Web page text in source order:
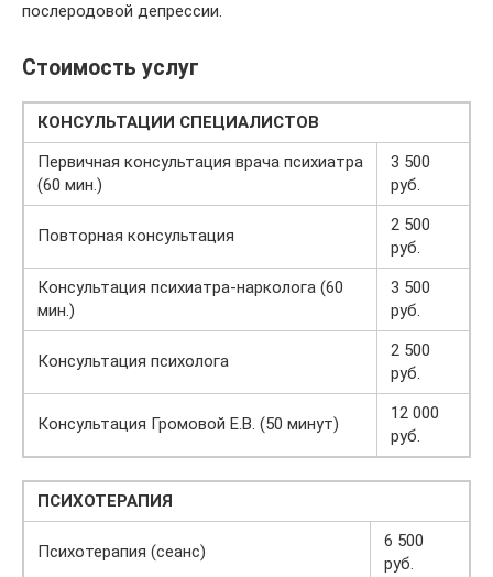
послеродовой депрессии.
Стоимость услуг
КОНСУЛЬТАЦИИ СПЕЦИАЛИСТОВ
Первичная консультация врача психиатра
(60 мин.)
3 500
руб.
Повторная консультация
2 500
руб.
Консультация психиатра-нарколога (60
мин.)
3 500
руб.
Консультация психолога
2 500
руб.
Консультация Громовой Е.В. (50 минут)
12 000
руб.
ПСИХОТЕРАПИЯ
Психотерапия (сеанс)
6 500
руб.